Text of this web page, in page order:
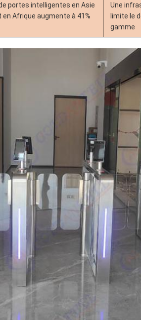
portes intelligentes en Asie
en Afrique augmente à 41%
Une
limite le
gamme